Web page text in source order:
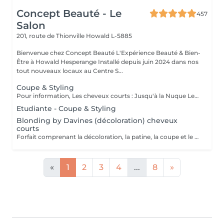
Concept Beauté - Le
Salon
457
201, route de Thionville Howald L-5885
Bienvenue chez Concept Beauté L'Expérience Beauté & Bien-
Être à Howald Hesperange Installé depuis juin 2024 dans nos
tout nouveaux locaux au Centre S...
Coupe & Styling
Pour information, Les cheveux courts : Jusqu'à la Nuque Les cheveux mi-longs : Jusqu'à l'épaule Les cheveux longs : En dessous de l'épaule Un supplément sera demandé pour les cheveux très longs, (jusqu'au milieu du dos)
Etudiante - Coupe & Styling
Blonding by Davines (décoloration) cheveux
courts
Forfait comprenant la décoloration, la patine, la coupe et le styling. Un diagnostic personnalisé sera réalisé lors de la prestation.
« 1 2 3 4 ... 8 »